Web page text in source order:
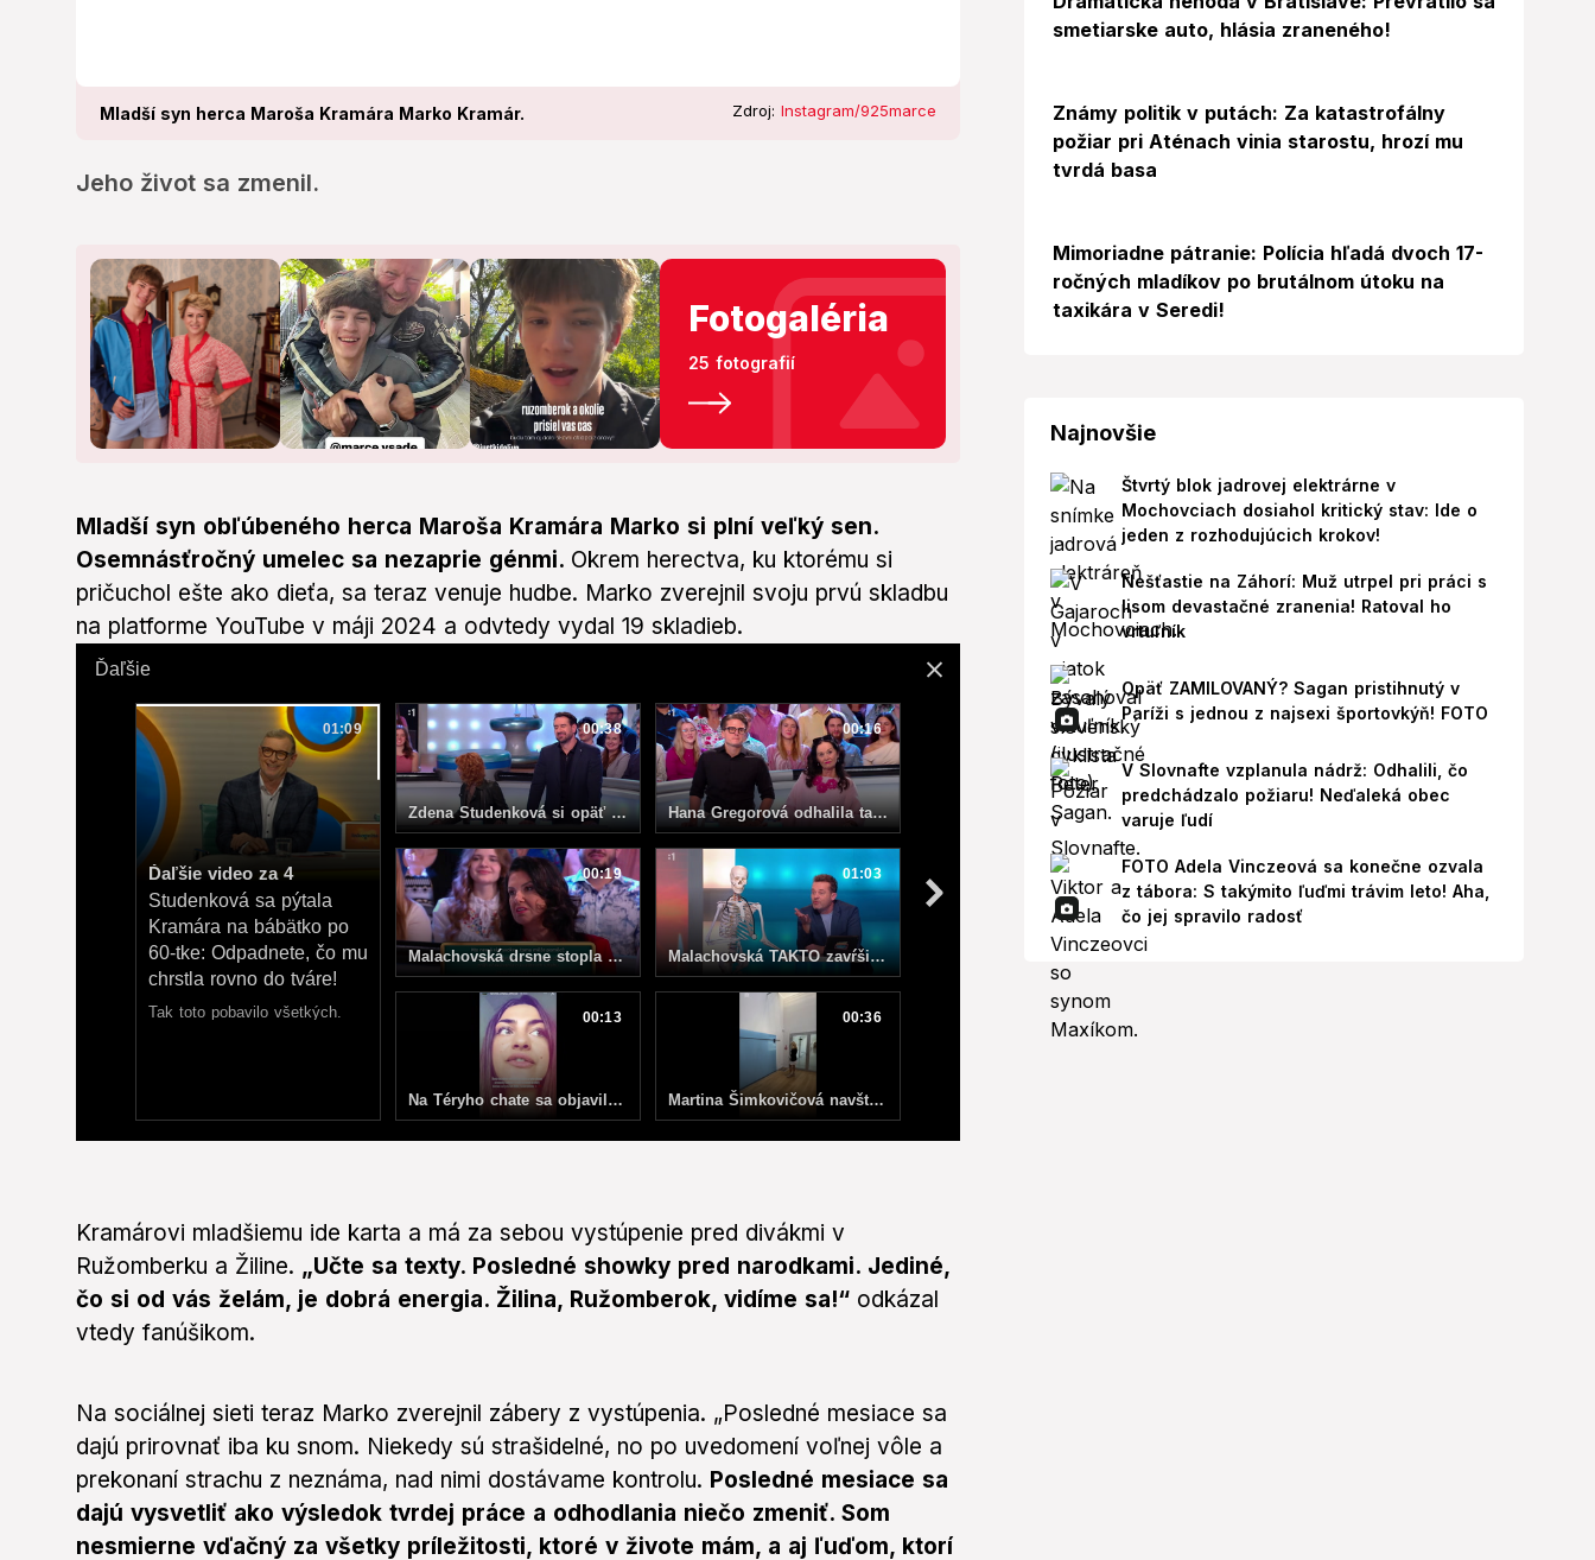
Mladší syn herca Maroša Kramára Marko Kramár. Zdroj: Instagram/925marce
Jeho život sa zmenil.
Fotogaléria
25 fotografií
Mladší syn obľúbeného herca Maroša Kramára Marko si plní veľký sen.
Osemnásťročný umelec sa nezaprie génmi. Okrem herectva, ku ktorému si
pričuchol ešte ako dieťa, sa teraz venuje hudbe. Marko zverejnil svoju prvú skladbu
na platforme YouTube v máji 2024 a odvtedy vydal 19 skladieb.
Ďaľšie
01:09
Ďaľšie video za 3
Studenková sa pýtala
Kramára na bábätko po
60-tke: Odpadnete, čo mu
chrstla rovno do tváre!
Tak toto pobavilo všetkých.
00:38
Zdena Studenková si opäť nebrala servítku: Ja neznášam ľudí, ktorí...
00:16
Hana Gregorová odhalila tajomstvo o svojom synovi Ondřejovi: Si adoptovaný!
00:19
Malachovská drsne stopla slovenskú herečku: Ja som už raz bola svokra, musíš znížiť očakávania!
01:03
Malachovská TAKTO zavŕšila svoju premenu: Slovenská herečka zostala stáť ako obarená vo dverách!
00:13
Na Téryho chate sa objavil oznam o otváracích hodinách: Markizáčka reaguje na uštipačný odkaz mladej chatárky Júlie!
00:36
Martina Šimkovičová navštívila Slovenskú národnú galériu
secondsVolume
0%
Kramárovi mladšiemu ide karta a má za sebou vystúpenie pred divákmi v
Ružomberku a Žiline. „Učte sa texty. Posledné showky pred narodkami. Jediné,
čo si od vás želám, je dobrá energia. Žilina, Ružomberok, vidíme sa!“ odkázal
vtedy fanúšikom.
Na sociálnej sieti teraz Marko zverejnil zábery z vystúpenia. „Posledné mesiace sa
dajú prirovnať iba ku snom. Niekedy sú strašidelné, no po uvedomení voľnej vôle a
prekonaní strachu z neznáma, nad nimi dostávame kontrolu. Posledné mesiace sa
dajú vysvetliť ako výsledok tvrdej práce a odhodlania niečo zmeniť. Som
nesmierne vďačný za všetky príležitosti, ktoré v živote mám, a aj ľuďom, ktorí
smetiarske auto, hlásia zraneného!
Známy politik v putách: Za katastrofálny
požiar pri Aténach vinia starostu, hrozí mu
tvrdá basa
Mimoriadne pátranie: Polícia hľadá dvoch 17-
ročných mladíkov po brutálnom útoku na
taxikára v Seredi!
Najnovšie
Štvrtý blok jadrovej elektrárne v
Mochovciach dosiahol kritický stav: Ide o
jeden z rozhodujúcich krokov!
Nešťastie na Záhorí: Muž utrpel pri práci s
lisom devastačné zranenia! Ratoval ho
vrtuľník
Opäť ZAMILOVANÝ? Sagan pristihnutý v
Paríži s jednou z najsexi športovkýň! FOTO
V Slovnafte vzplanula nádrž: Odhalili, čo
predchádzalo požiaru! Neďaleká obec
varuje ľudí
FOTO Adela Vinczeová sa konečne ozvala
z tábora: S takýmito ľuďmi trávim leto! Aha,
čo jej spravilo radosť